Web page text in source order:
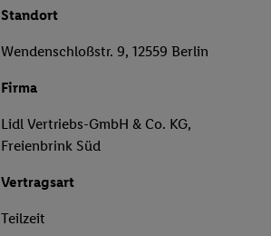
Standort
Wendenschloßstr. 9, 12559 Berlin
Firma
Lidl Vertriebs-GmbH & Co. KG,
Freienbrink Süd
Vertragsart
Teilzeit